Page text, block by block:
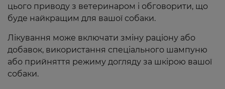
цього приводу з ветеринаром і обговорити, що
буде найкращим для вашої собаки.
Лікування може включати зміну раціону або
добавок, використання спеціального шампуню
або прийняття режиму догляду за шкірою вашої
собаки.